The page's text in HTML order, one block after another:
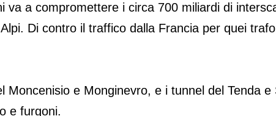
va a compromettere i circa 700 miliardi di
Di contro il traffico dalla Francia per quei
Moncenisio e Monginevro, e i tunnel del Tenda
e furgoni.